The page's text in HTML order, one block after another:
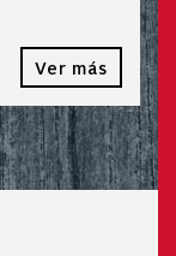
Ver más